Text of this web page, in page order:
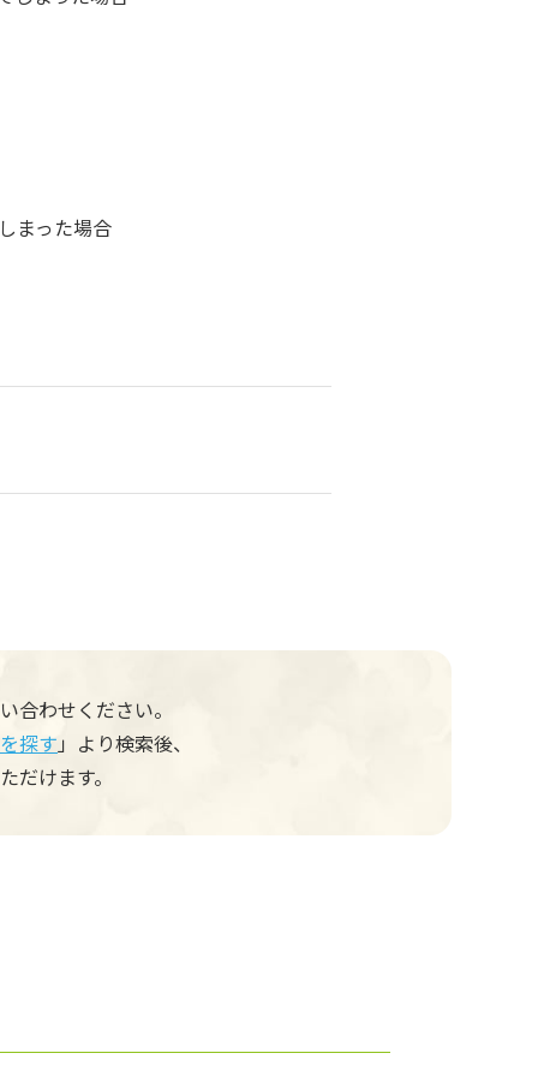
まった場合
合わせください。
探す」より検索後、
だけます。